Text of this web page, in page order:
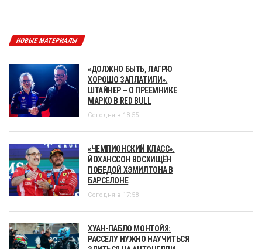
НОВЫЕ МАТЕРИАЛЫ
«ДОЛЖНО БЫТЬ, ЛАГРЮ
ХОРОШО ЗАПЛАТИЛИ».
ШТАЙНЕР – О ПРЕЕМНИКЕ
МАРКО В RED BULL
Сегодня в 18:55
«ЧЕМПИОНСКИЙ КЛАСС».
ЙОХАНССОН ВОСХИЩЁН
ПОБЕДОЙ ХЭМИЛТОНА В
БАРСЕЛОНЕ
Сегодня в 17:58
ХУАН-ПАБЛО МОНТОЙЯ:
РАССЕЛУ НУЖНО НАУЧИТЬСЯ